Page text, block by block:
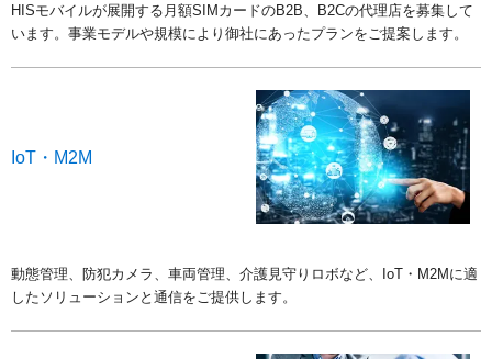
HISモバイルが展開する月額SIMカードのB2B、B2Cの代理店を募集して
います。事業モデルや規模により御社にあったプランをご提案します。
IoT・M2M
動態管理、防犯カメラ、車両管理、介護見守りロボなど、IoT・M2Mに適
したソリューションと通信をご提供します。